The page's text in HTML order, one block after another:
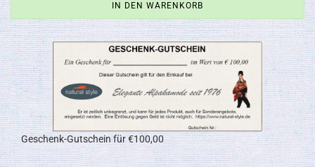
IN DEN WARENKORB
Geschenk-Gutschein für €100,00